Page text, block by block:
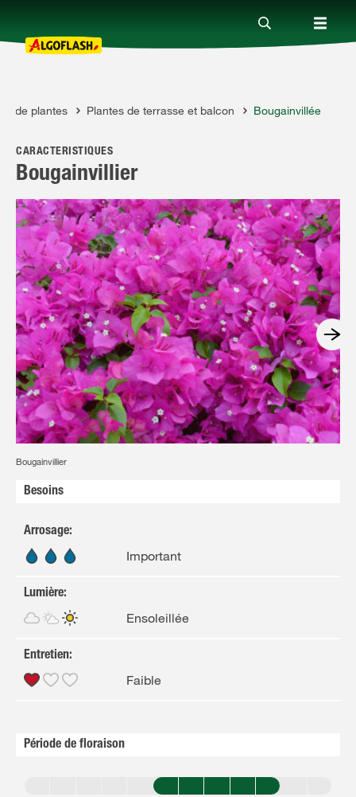
Nos produits
Conseils
Thèmes
Qui sommes-nous ?
Promotions
de plantes Plantes de terrasse et balcon Bougainvillée
CARACTÉRISTIQUES
Bougainvillier
Bougainvillier
Besoins
Arrosage:
Important
Lumière:
Ensoleillée
Entretien:
Faible
Période de floraison